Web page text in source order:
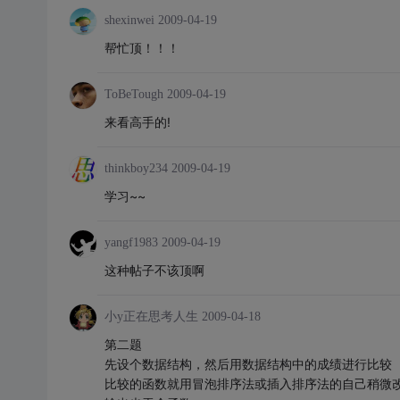
shexinwei 2009-04-19
帮忙顶！！！
ToBeTough 2009-04-19
来看高手的!
thinkboy234 2009-04-19
学习~~
yangf1983 2009-04-19
这种帖子不该顶啊
小y正在思考人生 2009-04-18
第二题
先设个数据结构，然后用数据结构中的成绩进行比较
比较的函数就用冒泡排序法或插入排序法的自己稍微